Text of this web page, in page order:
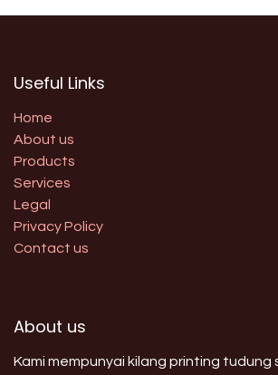
Useful Links
Home
About us
Products
Services
Legal
Privacy Policy
Contact us
About us
Kami mempunyai kilang printing tudung